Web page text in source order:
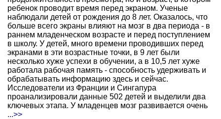
ребенок проводит время перед экраном. Ученые
наблюдали детей от рождения до 8 лет. Оказалось, что
больше всего экраны влияют на мозг в два периода - в
раннем младенческом возрасте и перед поступлением
в школу. У детей, много времени проводивших перед
экранами в эти возрастные точки, в 9 лет были
несколько хуже успехи в обучении, а в 10,5 лет хуже
работала рабочая память - способность удерживать и
обрабатывать информацию здесь и сейчас.
Исследователи из Франции и Сингапура
проанализировали данные 502 детей и выделили два
ключевых этапа. У младенцев мозг развивается очень
...>>